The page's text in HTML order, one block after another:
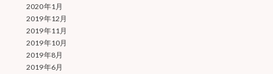
2020年1月
2019年12月
2019年11月
2019年10月
2019年8月
2019年6月